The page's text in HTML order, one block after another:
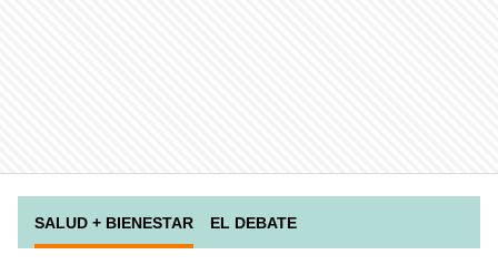
SALUD + BIENESTAR EL DEBATE